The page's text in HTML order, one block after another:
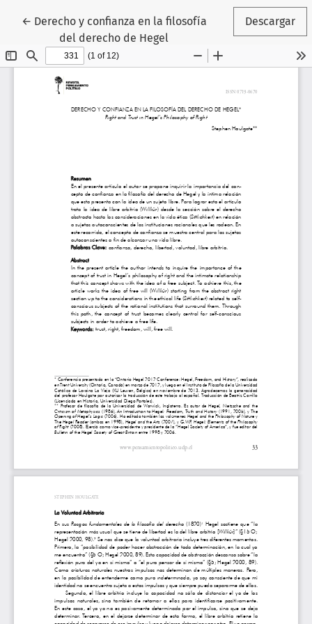
← Volver a los detalles del artículo
Derecho y confianza en la filosofía
del derecho de Hegel
Descargar